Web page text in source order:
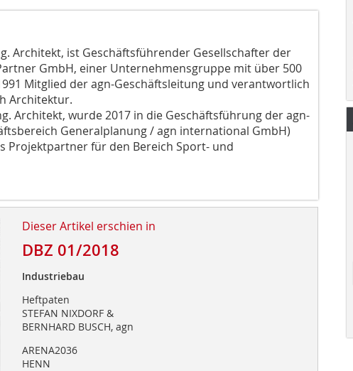
Architekt, ist Geschäftsführender Gesellschafter der
GmbH, einer Unternehmensgruppe mit über 500
Mitglied der agn-Geschäftsleitung und verantwortlich
Architektur.
Architekt, wurde 2017 in die Geschäftsführung der agn-
Generalplanung / agn international GmbH)
Projektpartner für den Bereich Sport- und
Dieser Artikel erschien in
DBZ 01/2018
Industriebau
Heftpaten
STEFAN NIXDORF &
BERNHARD BUSCH, agn
ARENA2036
HENN